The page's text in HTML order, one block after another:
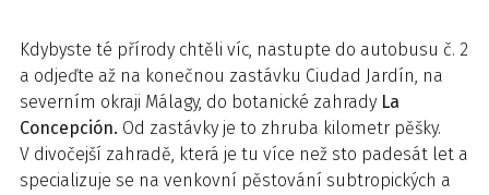
Kdybyste té přírody chtěli víc, nastupte do autobusu č. 2
a odjeďte až na konečnou zastávku Ciudad Jardín, na
severním okraji Málagy, do botanické zahrady La
Concepción. Od zastávky je to zhruba kilometr pěšky.
V divočejší zahradě, která je tu více než sto padesát let a
specializuje se na venkovní pěstování subtropických a